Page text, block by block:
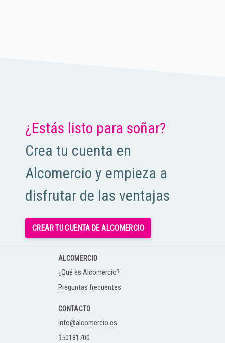
¿Estás listo para soñar?
Crea tu cuenta en
Alcomercio y empieza a
disfrutar de las ventajas
CREAR TU CUENTA DE ALCOMERCIO
ALCOMERCIO
¿Qué es Alcomercio?
Preguntas frecuentes
CONTACTO
info@alcomercio.es
950181700